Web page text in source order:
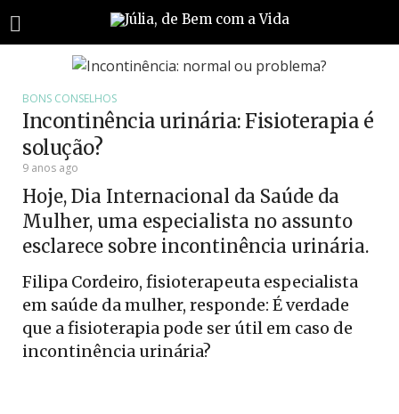
BONS CONSELHOS
Incontinência urinária: Fisioterapia é
solução?
9 anos ago
Hoje, Dia Internacional da Saúde da
Mulher, uma especialista no assunto
esclarece sobre incontinência urinária.
Filipa Cordeiro, fisioterapeuta especialista
em saúde da mulher, responde: É verdade
que a fisioterapia pode ser útil em caso de
incontinência urinária?